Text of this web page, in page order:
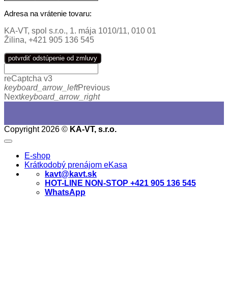
Adresa na vrátenie tovaru:
KA-VT, spol s.r.o., 1. mája 1010/11, 010 01
Žilina, +421 905 136 545
potvrdiť odstúpenie od zmluvy
reCaptcha v3
keyboard_arrow_leftPrevious
Nextkeyboard_arrow_right
Copyright 2026 © KA-VT, s.r.o.
E-shop
Krátkodobý prenájom eKasa
kavt@kavt.sk
HOT-LINE NON-STOP +421 905 136 545
WhatsApp